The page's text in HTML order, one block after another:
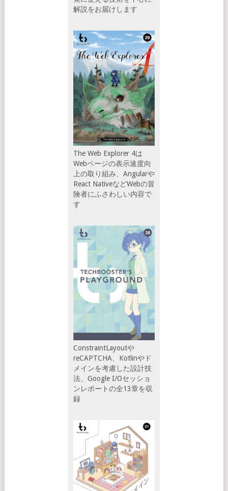
解説をお届けします
The Web Explorer 4は
Webページの表示速度向
上の取り組み、Angularや
React NativeなどWebの冒
険者にふさわしい内容で
す
ConstraintLayoutや
reCAPTCHA、Kotlinやド
メインを考慮した設計技
法、Google I/Oセッショ
ンレポートの全13章を収
録